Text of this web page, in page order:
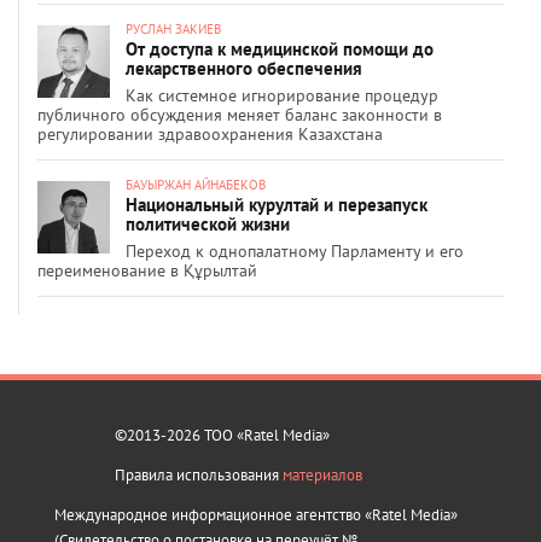
РУСЛАН ЗАКИЕВ
От доступа к медицинской помощи до
лекарственного обеспечения
Как системное игнорирование процедур
публичного обсуждения меняет баланс законности в
регулировании здравоохранения Казахстана
БАУЫРЖАН АЙНАБЕКОВ
Национальный курултай и перезапуск
политической жизни
Переход к однопалатному Парламенту и его
переименование в Құрылтай
©2013-2026 ТОО «Ratel Media»
Правила использования материалов
Международное информационное агентство «Ratel Media»